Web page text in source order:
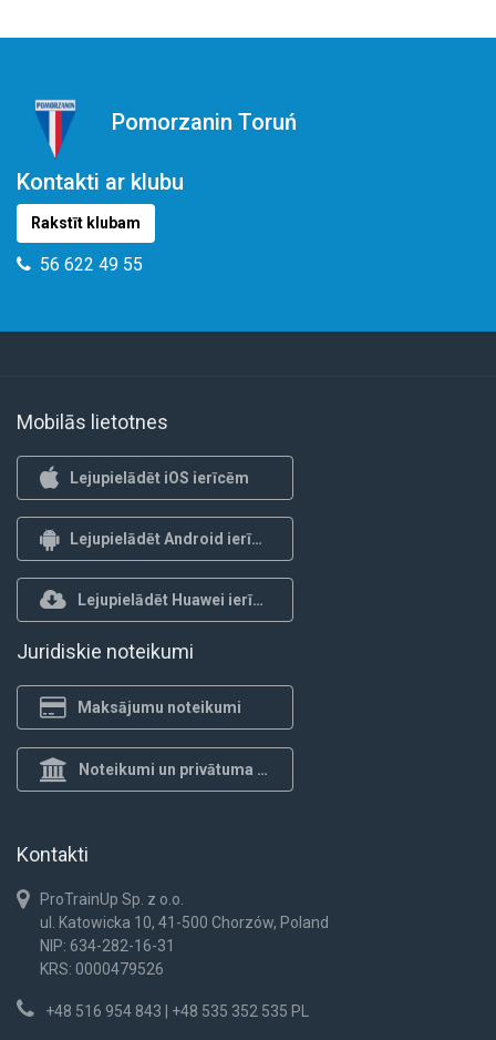
Pomorzanin Toruń
Kontakti ar klubu
Rakstīt klubam
56 622 49 55
Mobilās lietotnes
Lejupielādēt iOS ierīcēm
Lejupielādēt Android ierīcēm
Lejupielādēt Huawei ierīcēm
Juridiskie noteikumi
Maksājumu noteikumi
Noteikumi un privātuma politika
Kontakti
ProTrainUp Sp. z o.o.
ul. Katowicka 10, 41-500 Chorzów, Poland
NIP: 634-282-16-31
KRS: 0000479526
+48 516 954 843 | +48 535 352 535 PL